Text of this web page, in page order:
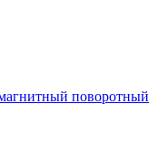
поворотный